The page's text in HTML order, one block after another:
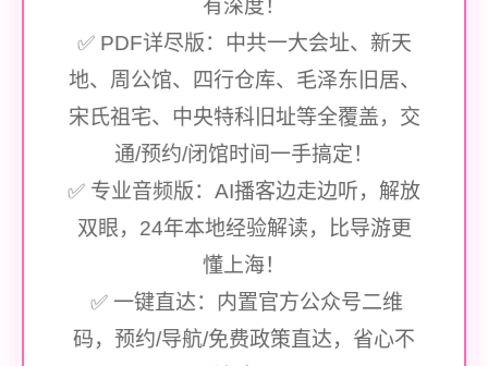
有深度！
✅ PDF详尽版：中共一大会址、新天
地、周公馆、四行仓库、毛泽东旧居、
宋氏祖宅、中央特科旧址等全覆盖，交
通/预约/闭馆时间一手搞定！
✅ 专业音频版：AI播客边走边听，解放
双眼，24年本地经验解读，比导游更
懂上海！
✅ 一键直达：内置官方公众号二维
码，预约/导航/免费政策直达，省心不